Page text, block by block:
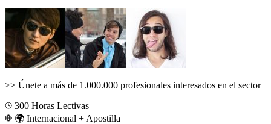
>> Únete a más de 1.000.000 profesionales interesados en el sector
300 Horas Lectivas
🌍 Internacional + Apostilla